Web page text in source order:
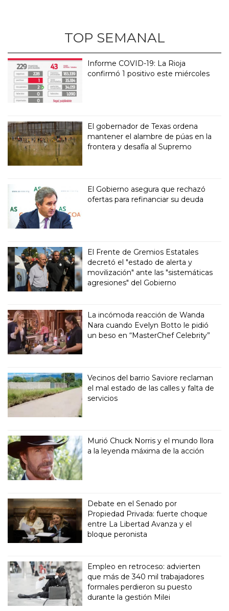
TOP SEMANAL
Informe COVID-19: La Rioja
confirmó 1 positivo este miércoles
El gobernador de Texas ordena
mantener el alambre de púas en la
frontera y desafía al Supremo
El Gobierno asegura que rechazó
ofertas para refinanciar su deuda
El Frente de Gremios Estatales
decretó el "estado de alerta y
movilización" ante las "sistemáticas
agresiones" del Gobierno
La incómoda reacción de Wanda
Nara cuando Evelyn Botto le pidió
un beso en “MasterChef Celebrity”
Vecinos del barrio Saviore reclaman
el mal estado de las calles y falta de
servicios
Murió Chuck Norris y el mundo llora
a la leyenda máxima de la acción
Debate en el Senado por
Propiedad Privada: fuerte choque
entre La Libertad Avanza y el
bloque peronista
Empleo en retroceso: advierten
que más de 340 mil trabajadores
formales perdieron su puesto
durante la gestión Milei